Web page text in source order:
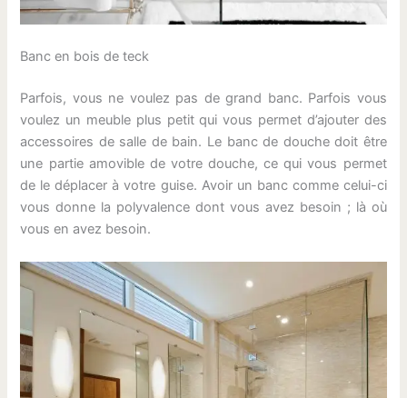
Banc en bois de teck
Parfois, vous ne voulez pas de grand banc. Parfois vous
voulez un meuble plus petit qui vous permet d’ajouter des
accessoires de salle de bain. Le banc de douche doit être
une partie amovible de votre douche, ce qui vous permet
de le déplacer à votre guise. Avoir un banc comme celui-ci
vous donne la polyvalence dont vous avez besoin ; là où
vous en avez besoin.